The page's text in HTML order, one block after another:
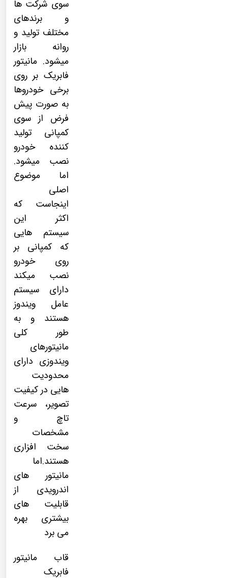
سوی شرکت ها
و برندهای
مختلف تولید و
روانه بازار
میشود. مانیتور
فابریک بر روی
برخی خودروها
به صورت پیش
فرض از سوی
کمپانی تولید
کننده خودرو
نصب میشود.
اما موضوع
اصلی
اینجاست که
اکثر این
سیستم هایی
که کمپانی بر
روی خودرو
نصب میکند
دارای سیستم
عامل ویندوز
هستند و به
طور کلی
مانیتورهای
ویندوزی دارای
محدودیت
هایی در کیفیت
تصویر، سرعت
تاچ و
مشخصات
سخت افزاری
هستند.اما
مانیتور های
اندرویدی از
قابلیت های
بیشتری بهره
می برد
قاب مانیتور
فابریک